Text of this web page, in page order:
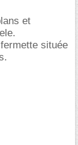
et
située